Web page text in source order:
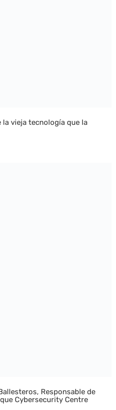
la vieja tecnología que la
Responsable de
Cybersecurity Centre